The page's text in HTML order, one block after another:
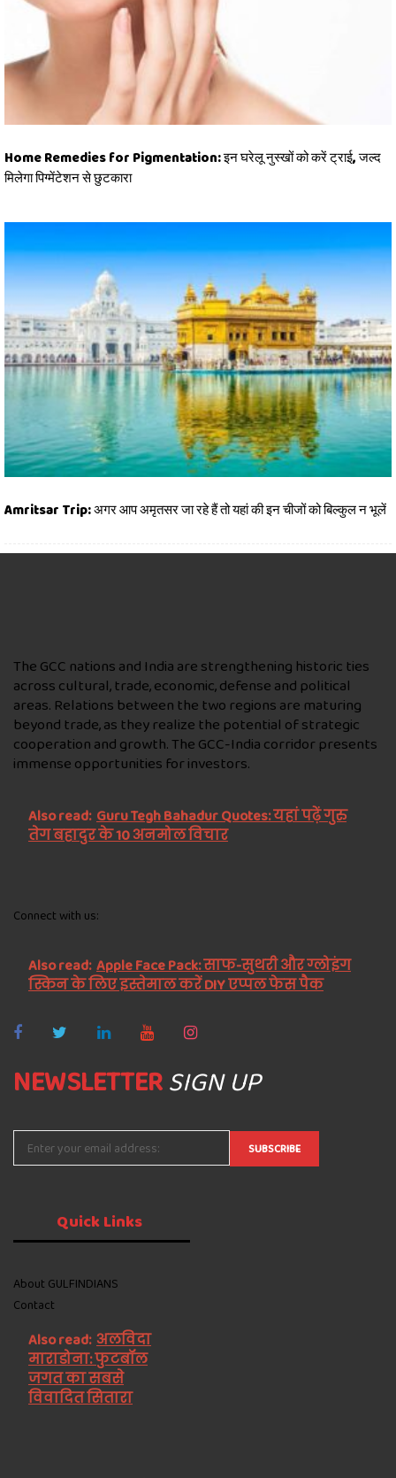
Home Remedies for Pigmentation: इन घरेलू नुस्खों को करें ट्राई, जल्द
मिलेगा पिग्मेंटेशन से छुटकारा
Amritsar Trip: अगर आप अमृतसर जा रहे हैं तो यहां की इन चीजों को बिल्कुल न भूलें
The GCC nations and India are strengthening historic ties
across cultural, trade, economic, defense and political
areas. Relations between the two regions are maturing
beyond trade, as they realize the potential of strategic
cooperation and growth. The GCC-India corridor presents
immense opportunities for investors.
Also read: Guru Tegh Bahadur Quotes: यहां पढ़ें गुरु
तेग बहादुर के 10 अनमोल विचार
Connect with us:
Also read: Apple Face Pack: साफ-सुथरी और ग्लोइंग
स्किन के लिए इस्तेमाल करें DIY एप्पल फेस पैक
NEWSLETTERSIGN UP
QuickLinks
About GULFINDIANS
Contact
Also read: अलविदा
माराडोना: फुटबॉल
जगत का सबसे
विवादित सितारा